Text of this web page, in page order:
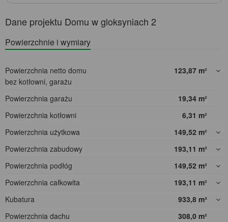
Dane projektu Domu w gloksyniach 2
Powierzchnie i wymiary
Powierzchnia netto domu
bez kotłowni, garażu
123,87 m²
Powierzchnia garażu 19,34 m²
Powierzchnia kotłowni
6,31 m²
Powierzchnia użytkowa
149,52 m²
Powierzchnia zabudowy
193,11 m²
Powierzchnia podłóg
149,52 m²
Powierzchnia całkowita
193,11 m²
Kubatura
933,8 m³
Powierzchnia dachu
308,0 m²